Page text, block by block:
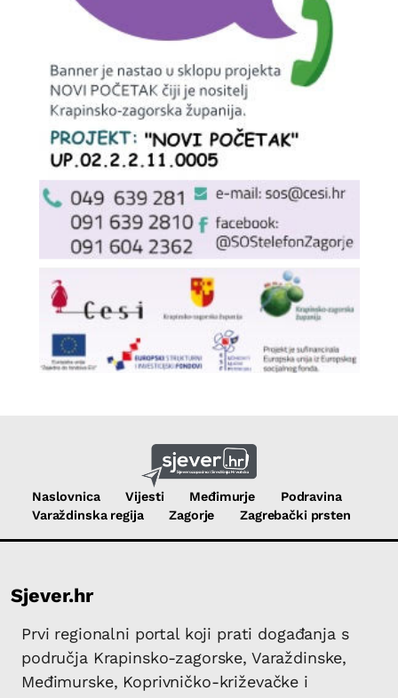
Naslovnica Vijesti Međimurje
Podravina
Varaždinska regija
Zagorje Zagrebački prsten
Sjever.hr
Prvi regionalni portal koji prati događanja s
područja Krapinsko-zagorske, Varaždinske,
Međimurske, Koprivničko-križevačke i